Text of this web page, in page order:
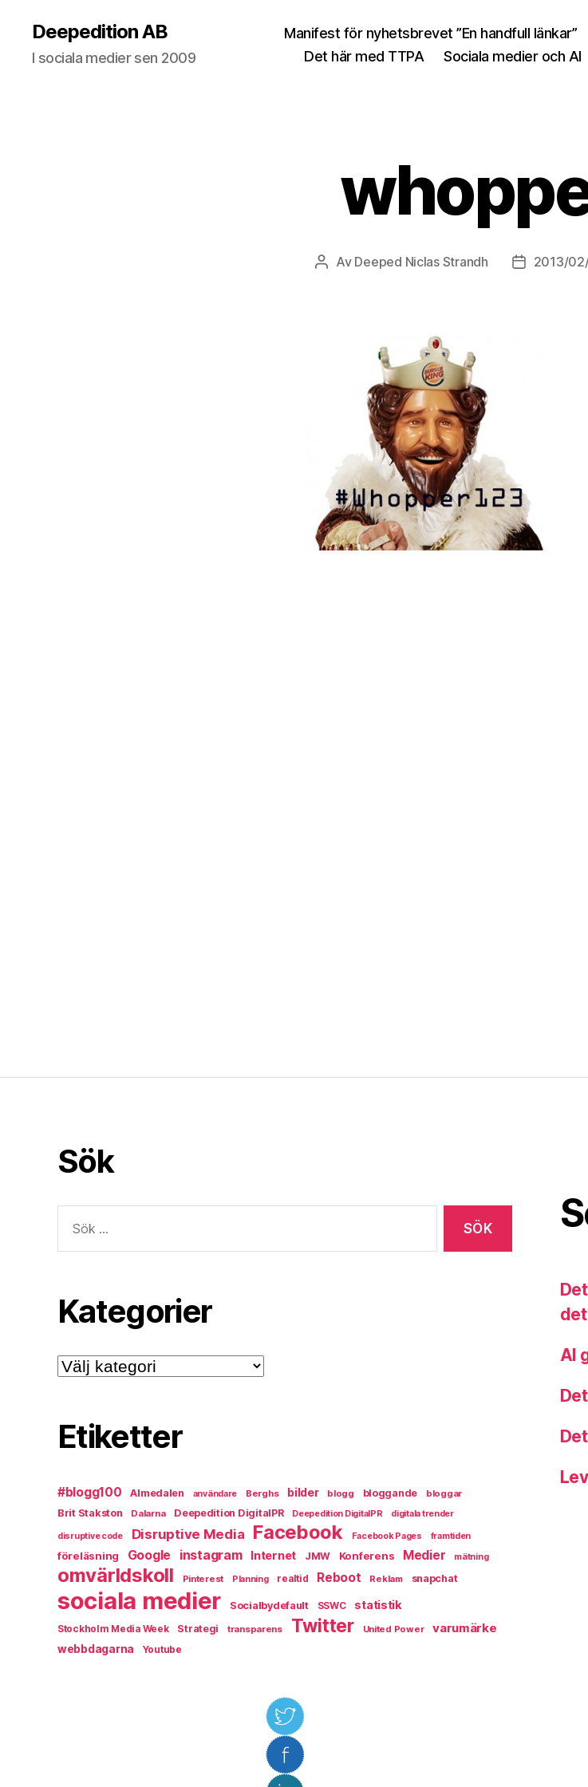
Deepedition AB
I sociala medier sen 2009
Manifest för nyhetsbrevet ”En handfull länkar”
Det här med TTPA
Sociala medier och AI
Inläggsförfattare
Av Deeped Niclas Strandh 2013/
Sök
efter:
Kategorier
Kategorier
Etiketter
#blogg100 Almedalen användare Berghs bilder blogg bloggande bloggar
Brit Stakston Dalarna Deepedition DigitalPR Deepedition DigitalPR digitala trender
disruptive code Disruptive Media Facebook Facebook Pages framtiden
föreläsning Google instagram Internet JMW Konferens Medier mätning
omvärldskoll Pinterest Planning realtid Reboot Reklam snapchat
sociala medier Socialbydefault SSWC statistik
Stockholm Media Week Strategi transparens Twitter United Power varumärke
webbdagarna Youtube
AI